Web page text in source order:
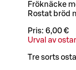
Fröknäcke
Rostat bröd
Pris: 6,00 €
Urval av ostar
Tre sorts